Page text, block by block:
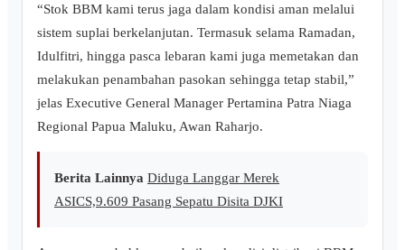
“Stok BBM kami terus jaga dalam kondisi aman melalui
sistem suplai berkelanjutan. Termasuk selama Ramadan,
Idulfitri, hingga pasca lebaran kami juga memetakan dan
melakukan penambahan pasokan sehingga tetap stabil,”
jelas Executive General Manager Pertamina Patra Niaga
Regional Papua Maluku, Awan Raharjo.
Berita Lainnya Diduga Langgar Merek
ASICS,9.609 Pasang Sepatu Disita DJKI